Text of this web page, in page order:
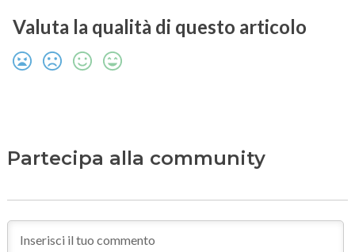
Valuta la qualità di questo articolo
Partecipa alla community